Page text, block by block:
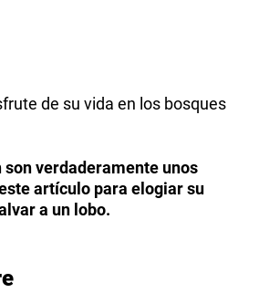
de su vida en los bosques
son verdaderamente unos
artículo para elogiar su
a un lobo.